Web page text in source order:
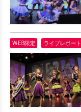
WEB限定 ライブレポート